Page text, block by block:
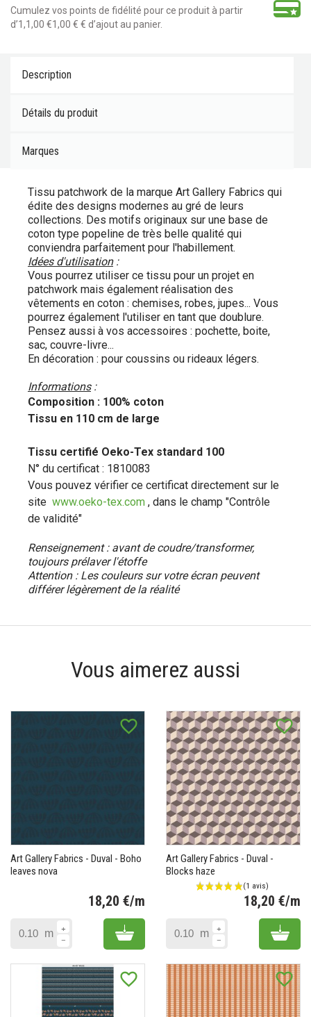
Cumulez vos points de fidélité pour ce produit à partir
d’1,1,00 €1,00 € € d’ajout au panier.
Description
Détails du produit
Marques
Tissu patchwork de la marque Art Gallery Fabrics qui
édite des designs modernes au gré de leurs
collections. Des motifs originaux sur une base de
coton type popeline de très belle qualité qui
conviendra parfaitement pour l'habillement.
Idées d'utilisation:
Vous pourrez utiliser ce tissu pour un projet en
patchwork mais également réalisation des
vêtements en coton : chemises, robes, jupes... Vous
pourrez également l'utiliser en tant que doublure.
Pensez aussi à vos accessoires : pochette, boite,
sac, couvre-livre...
En décoration : pour coussins ou rideaux légers.
Informations:
Composition : 100% coton
Tissu en 110 cm de large
Tissu certifié Oeko-Tex standard 100
N° du certificat : 1810083
Vous pouvez vérifier ce certificat directement sur le
site www.oeko-tex.com , dans le champ "Contrôle
de validité"
Renseignement : avant de coudre/transformer,
toujours prélaver l'étoffe
Attention : Les couleurs sur votre écran peuvent
différerlégèrementde la réalité
Vous aimerez aussi
favorite_border
Art Gallery Fabrics - Duval - Boho
leaves nova
18,20 €/m
m Add to cart
favorite_border
Art Gallery Fabrics - Duval -
Blocks haze
18,20 €/m
m Add
favorite_border favorite_border